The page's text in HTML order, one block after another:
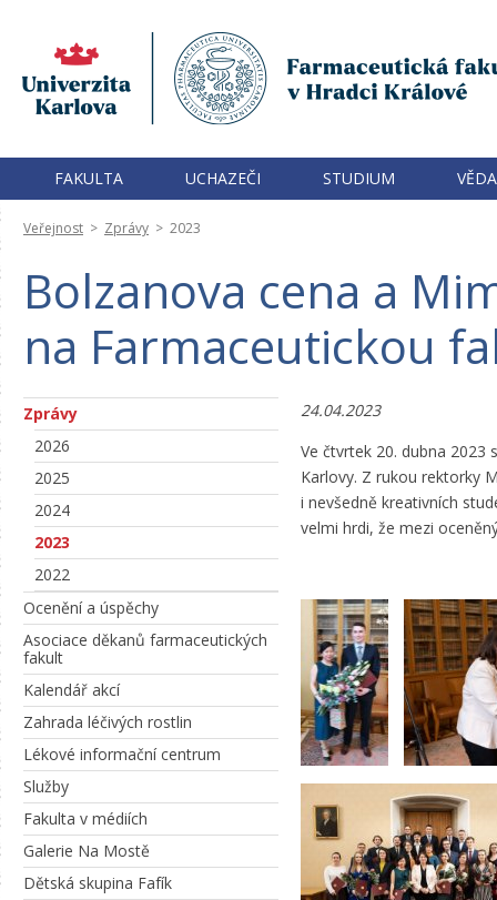
FAKULTA UCHAZEČI STUDIUM
Veřejnost > Zprávy > 2023
Bolzanova cena a
na Farmaceutickou
Zprávy
2026
2025
2024
2023
2022
Ocenění a úspěchy
Asociace děkanů farmaceutických
fakult
Kalendář akcí
Zahrada léčivých rostlin
Lékové informační centrum
Služby
Fakulta v médiích
Galerie Na Mostě
Dětská skupina Fafík
24.04.2023
Ve čtvrtek 20. dubna 2023
Karlovy. Z rukou rektorky
i nevšedně kreativních
velmi hrdi, že mezi